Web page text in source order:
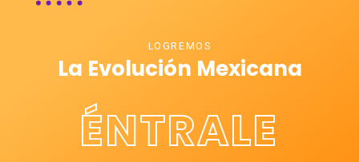
LOGREMOS
La Evolución Mexicana
ÉNTRALE